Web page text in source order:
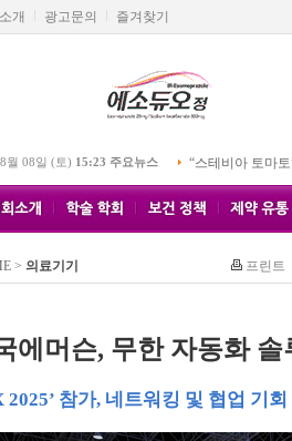
개 광고문의 즐겨찾기
월 08일 (토) 15:23 주요뉴스 “스테비아 토마
> 의료기기 프린트
에머슨, 무한 자동화 솔
2025’ 참가, 네트워킹 및 협업 기